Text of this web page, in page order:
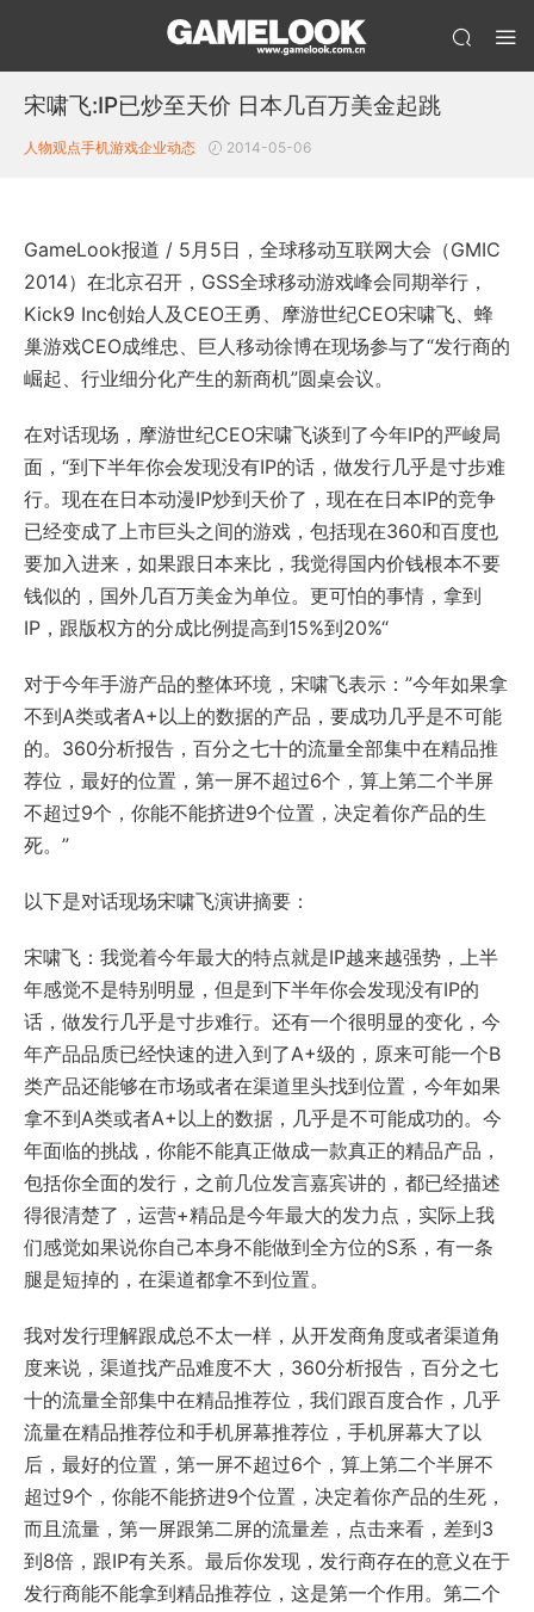
宋啸飞:IP已炒至天价 日本几百万美金起跳
人物观点手机游戏企业动态 2014-05-06
GameLook报道 / 5月5日，全球移动互联网大会（GMIC
2014）在北京召开，GSS全球移动游戏峰会同期举行，
Kick9 Inc创始人及CEO王勇、摩游世纪CEO宋啸飞、蜂
巢游戏CEO成维忠、巨人移动徐博在现场参与了“发行商的
崛起、行业细分化产生的新商机”圆桌会议。
在对话现场，摩游世纪CEO宋啸飞谈到了今年IP的严峻局
面，“到下半年你会发现没有IP的话，做发行几乎是寸步难
行。现在在日本动漫IP炒到天价了，现在在日本IP的竞争
已经变成了上市巨头之间的游戏，包括现在360和百度也
要加入进来，如果跟日本来比，我觉得国内价钱根本不要
钱似的，国外几百万美金为单位。更可怕的事情，拿到
IP，跟版权方的分成比例提高到15%到20%“
对于今年手游产品的整体环境，宋啸飞表示：”今年如果拿
不到A类或者A+以上的数据的产品，要成功几乎是不可能
的。360分析报告，百分之七十的流量全部集中在精品推
荐位，最好的位置，第一屏不超过6个，算上第二个半屏
不超过9个，你能不能挤进9个位置，决定着你产品的生
死。”
以下是对话现场宋啸飞演讲摘要：
宋啸飞：我觉着今年最大的特点就是IP越来越强势，上半
年感觉不是特别明显，但是到下半年你会发现没有IP的
话，做发行几乎是寸步难行。还有一个很明显的变化，今
年产品品质已经快速的进入到了A+级的，原来可能一个B
类产品还能够在市场或者在渠道里头找到位置，今年如果
拿不到A类或者A+以上的数据，几乎是不可能成功的。今
年面临的挑战，你能不能真正做成一款真正的精品产品，
包括你全面的发行，之前几位发言嘉宾讲的，都已经描述
得很清楚了，运营+精品是今年最大的发力点，实际上我
们感觉如果说你自己本身不能做到全方位的S系，有一条
腿是短掉的，在渠道都拿不到位置。
我对发行理解跟成总不太一样，从开发商角度或者渠道角
度来说，渠道找产品难度不大，360分析报告，百分之七
十的流量全部集中在精品推荐位，我们跟百度合作，几乎
流量在精品推荐位和手机屏幕推荐位，手机屏幕大了以
后，最好的位置，第一屏不超过6个，算上第二个半屏不
超过9个，你能不能挤进9个位置，决定着你产品的生死，
而且流量，第一屏跟第二屏的流量差，点击来看，差到3
到8倍，跟IP有关系。最后你发现，发行商存在的意义在于
发行商能不能拿到精品推荐位，这是第一个作用。第二个